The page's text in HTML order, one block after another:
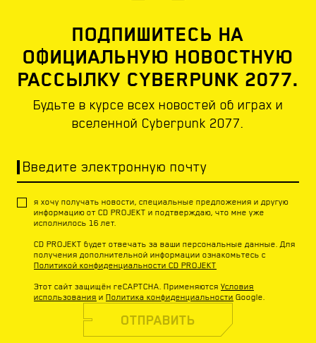
ПОДПИШИТЕСЬ НА
ОФИЦИАЛЬНУЮ НОВОСТНУЮ
РАССЫЛКУ CYBERPUNK 2077.
Будьте в курсе всех новостей об играх и
вселенной Cyberpunk 2077.
Введите электронную почту
я хочу получать новости, специальные предложения и другую
информацию от CD PROJEKT и подтверждаю, что мне уже
исполнилось 16 лет.
CD PROJEKT будет отвечать за ваши персональные данные. Для
получения дополнительной информации ознакомьтесь с
Политикой конфиденциальности CD PROJEKT
Этот сайт защищён reCAPTCHA. Применяются Условия
использования и Политика конфиденциальности Google.
ОТПРАВИТЬ